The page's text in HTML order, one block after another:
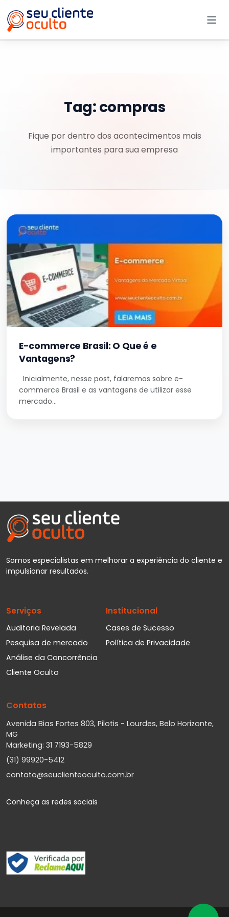
Tag:compras
Fique por dentro dos acontecimentos mais
importantes para sua empresa
E-commerce Brasil: O Que é e
Vantagens?
Inicialmente, nesse post, falaremos sobre e-
commerce Brasil e as vantagens de utilizar esse
mercado…
Somos especialistas em melhorar a experiência do cliente e
impulsionar resultados.
Serviços
Auditoria Revelada
Pesquisa de mercado
Análise da Concorrência
Cliente Oculto
Institucional
Cases de Sucesso
Política de Privacidade
Contatos
Avenida Bias Fortes 803, Pilotis - Lourdes, Belo Horizonte,
MG
Marketing: 31 7193-5829
(31) 99920-5412
contato@seuclienteoculto.com.br
Conheça as redes sociais